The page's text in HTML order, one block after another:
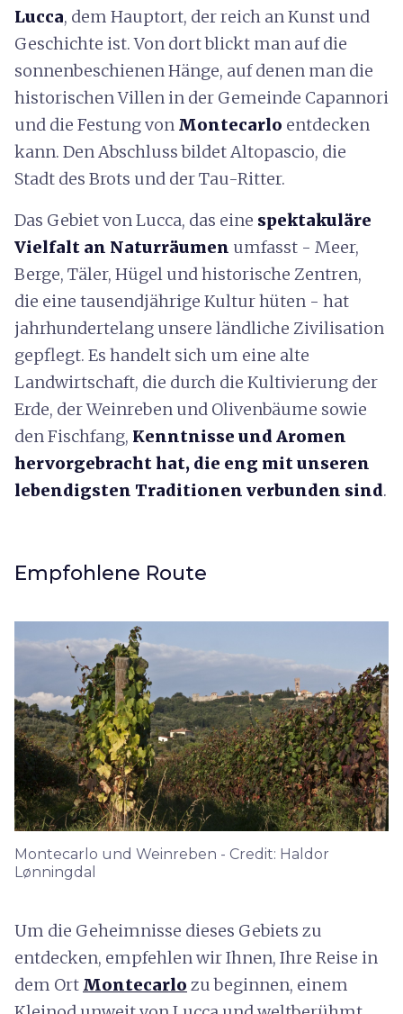
Lucca, dem Hauptort, der reich an Kunst und
Geschichte ist. Von dort blickt man auf die
sonnenbeschienen Hänge, auf denen man die
historischen Villen in der Gemeinde Capannori
und die Festung von Montecarlo entdecken
kann. Den Abschluss bildet Altopascio, die
Stadt des Brots und der Tau-Ritter.
Das Gebiet von Lucca, das eine spektakuläre
Vielfalt an Naturräumen umfasst - Meer,
Berge, Täler, Hügel und historische Zentren,
die eine tausendjährige Kultur hüten - hat
jahrhundertelang unsere ländliche Zivilisation
gepflegt. Es handelt sich um eine alte
Landwirtschaft, die durch die Kultivierung der
Erde, der Weinreben und Olivenbäume sowie
den Fischfang, Kenntnisse und Aromen
hervorgebracht hat, die eng mit unseren
lebendigsten Traditionen verbunden sind.
Empfohlene Route
Montecarlo und Weinreben - Credit: Haldor
Lønningdal
Um die Geheimnisse dieses Gebiets zu
entdecken, empfehlen wir Ihnen, Ihre Reise in
dem Ort Montecarlo zu beginnen, einem